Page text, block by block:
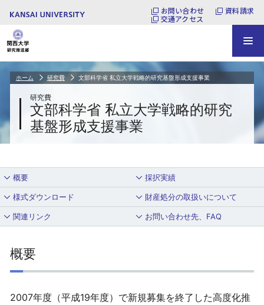
お問い合わせ
資料請求
交通アクセス
研究費
文部科学省 私立大学戦略的研究
基盤形成支援事業
ホーム 研究費 文部科学省 私立大学戦略的研究基盤形成支援事業
概要 採択実績
様式ダウンロード 財産処分の取扱いについて
関連リンク お問い合わせ先、FAQ
概要
2007年度（平成19年度）で新規募集を終了した高度化推